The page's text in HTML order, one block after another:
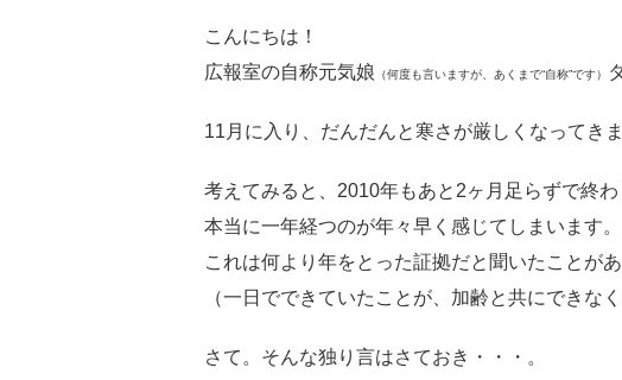
こんにちは！
広報室の自称元気娘 （何度も言いますが、あくまで“自称”です）
11月に入り、だんだんと寒さが厳しくなってき
考えてみると、2010年もあと2ヶ月足らずで終わ
本当に一年経つのが年々早く感じてしまいます。
これは何より年をとった証拠だと聞いたことが
（一日でできていたことが、加齢と共にできな
さて。そんな独り言はさておき・・・。